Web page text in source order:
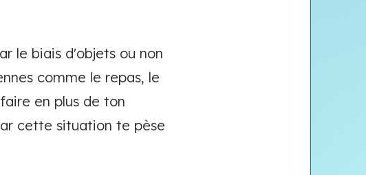
le biais d'objets ou non
comme le repas, le
en plus de ton
cette situation te pèse